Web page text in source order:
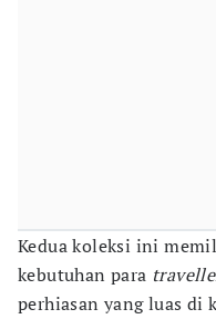
Kedua koleksi ini
kebutuhan para
perhiasan yang luas di